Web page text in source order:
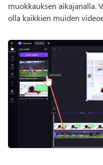
muokkauksen aikajanalla.
olla kaikkien muiden